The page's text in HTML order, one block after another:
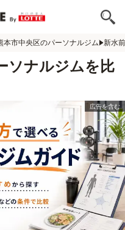
本市中央区のパーソナルジム 新水
ソナルジムを比